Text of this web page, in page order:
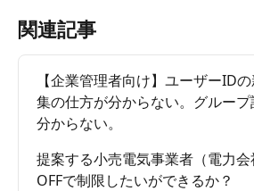
関連記事
【企業管理者向け】ユーザーID
集の仕方が分からない。グルー
分からない。
提案する小売電気事業者（電力会
OFFで制限したいができるか？